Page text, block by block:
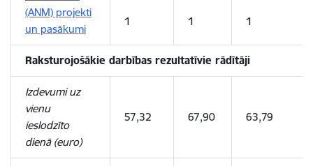
(ANM) projekti
un pasākumi
1 1 1
Raksturojošākie darbības rezultatīvie rādītāji
Izdevumi uz
vienu
ieslodzīto
dienā (euro)
57,32 67,90 63,79